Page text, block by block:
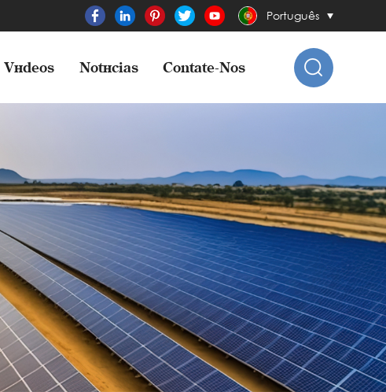
Português
Vídeos Notícias Contate-Nos